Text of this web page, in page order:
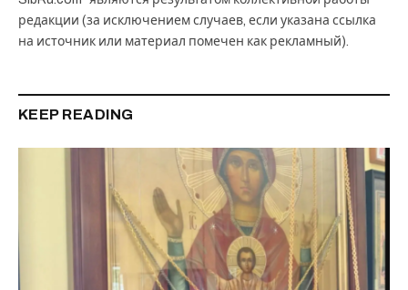
редакции (за исключением случаев, если указана ссылка
на источник или материал помечен как рекламный).
KEEP READING